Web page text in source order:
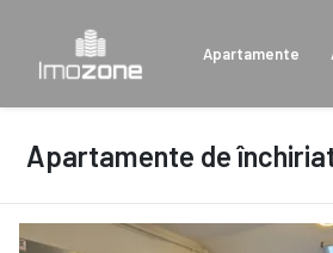
Apartamente
Apartamente de